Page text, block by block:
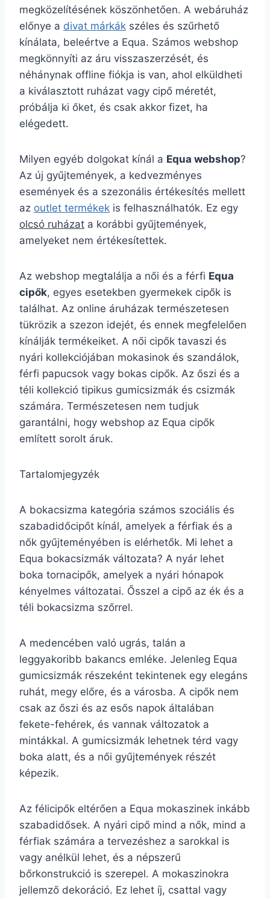
megközelítésének köszönhetően. A webáruház
előnye a divat márkák széles és szűrhető
kínálata, beleértve a Equa. Számos webshop
megkönnyíti az áru visszaszerzését, és
néhánynak offline fiókja is van, ahol elküldheti
a kiválasztott ruházat vagy cipő méretét,
próbálja ki őket, és csak akkor fizet, ha
elégedett.
Milyen egyéb dolgokat kínál a Equa webshop?
Az új gyűjtemények, a kedvezményes
események és a szezonális értékesítés mellett
az outlet termékek is felhasználhatók. Ez egy
olcsó ruházat a korábbi gyűjtemények,
amelyeket nem értékesítettek.
Az webshop megtalálja a női és a férfi Equa
cipők, egyes esetekben gyermekek cipők is
találhat. Az online áruházak természetesen
tükrözik a szezon idejét, és ennek megfelelően
kínálják termékeiket. A női cipők tavaszi és
nyári kollekciójában mokasinok és szandálok,
férfi papucsok vagy bokas cipők. Az őszi és a
téli kollekció tipikus gumicsizmák és csizmák
számára. Természetesen nem tudjuk
garantálni, hogy webshop az Equa cipők
említett sorolt áruk.
Tartalomjegyzék
A bokacsizma kategória számos szociális és
szabadidőcipőt kínál, amelyek a férfiak és a
nők gyűjteményében is elérhetők. Mi lehet a
Equa bokacsizmák változata? A nyár lehet
boka tornacipők, amelyek a nyári hónapok
kényelmes változatai. Ősszel a cipő az ék és a
téli bokacsizma szőrrel.
A medencében való ugrás, talán a
leggyakoribb bakancs emléke. Jelenleg Equa
gumicsizmák részeként tekintenek egy elegáns
ruhát, megy előre, és a városba. A cipők nem
csak az őszi és az esős napok általában
fekete-fehérek, és vannak változatok a
mintákkal. A gumicsizmák lehetnek térd vagy
boka alatt, és a női gyűjtemények részét
képezik.
Az félicipők eltérően a Equa mokaszinek inkább
szabadidősek. A nyári cipő mind a nők, mind a
férfiak számára a tervezéshez a sarokkal is
vagy anélkül lehet, és a népszerű
bőrkonstrukció is szerepel. A mokaszinokra
jellemző dekoráció. Ez lehet íj, csattal vagy